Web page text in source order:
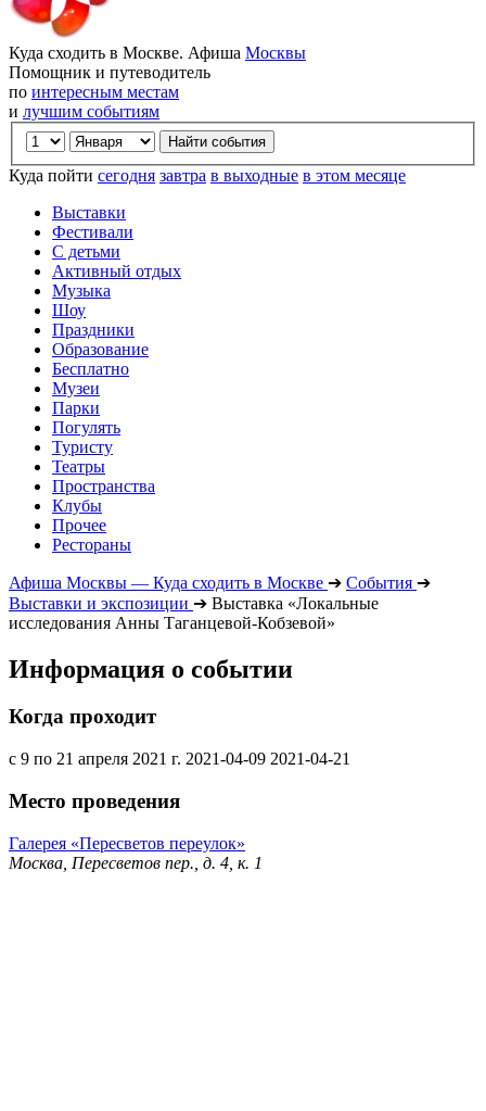
Куда сходить в Москве. Афиша Москвы
Помощник и путеводитель
по интересным местам
и лучшим событиям
Куда пойти сегодня завтра в выходные в этом месяце
Выставки
Фестивали
С детьми
Активный отдых
Музыка
Шоу
Праздники
Образование
Бесплатно
Музеи
Парки
Погулять
Туристу
Театры
Пространства
Клубы
Прочее
Рестораны
Афиша Москвы — Куда сходить в Москве ➔ События ➔
Выставки и экспозиции ➔ Выставка «Локальные
исследования Анны Таганцевой-Кобзевой»
Информация о событии
Когда проходит
с 9 по 21 апреля 2021 г. 2021-04-09 2021-04-21
Место проведения
Галерея «Пересветов переулок»
Москва, Пересветов пер., д. 4, к. 1